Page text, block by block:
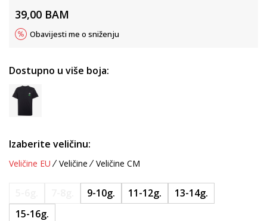
39,00 BAM
Obavijesti me o sniženju
Dostupno u više boja:
Izaberite veličinu:
Veličine EU Veličine Veličine CM
9-10g. 11-12g.
13-14g.
15-16g.